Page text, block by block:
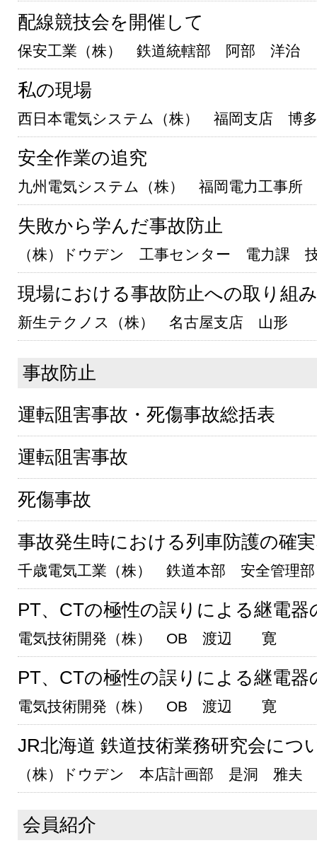
配線競技会を開催して
保安工業（株） 鉄道統轄部 阿部 洋治
私の現場
西日本電気システム（株） 福岡支店 博
安全作業の追究
九州電気システム（株） 福岡電力工事
失敗から学んだ事故防止
（株）ドウデン 工事センター 電力課
現場における事故防止への取り組み
新生テクノス（株） 名古屋支店 山形
事故防止
運転阻害事故・死傷事故総括表
運転阻害事故
死傷事故
事故発生時における列車防護の確
千歳電気工業（株） 鉄道本部 安全管理
PT、CTの極性の誤りによる継電
電気技術開発（株） OB 渡辺 寛
PT、CTの極性の誤りによる継電
電気技術開発（株） OB 渡辺 寛
JR北海道 鉄道技術業務研究会につ
（株）ドウデン 本店計画部 是洞 雅夫
会員紹介